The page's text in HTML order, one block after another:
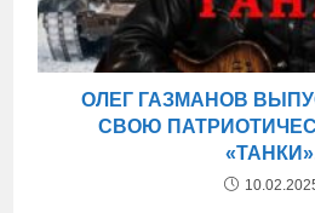
ОЛЕГ ГАЗМАНОВ
СВОЮ